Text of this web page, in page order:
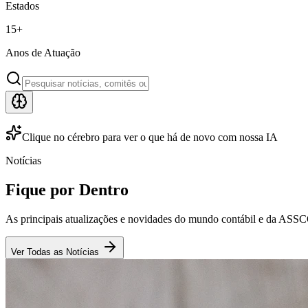
Estados
15+
Anos de Atuação
Clique no cérebro para ver o que há de novo com nossa IA
Notícias
Fique por Dentro
As principais atualizações e novidades do mundo contábil e da
Ver Todas as Notícias